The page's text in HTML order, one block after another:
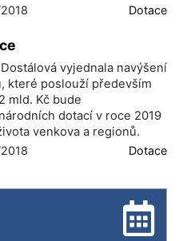
Dotace
vyjednala navýšení
které poslouží především
mld. Kč bude
dotací v roce 2019
venkova a regionů.
Dotace